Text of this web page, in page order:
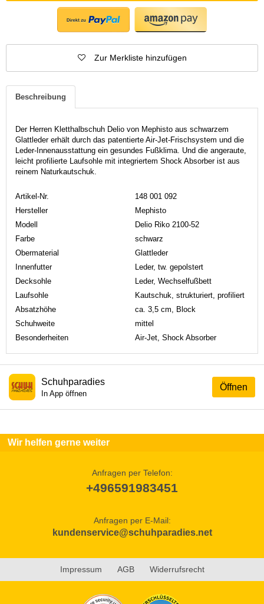
Zur Merkliste hinzufügen
Beschreibung
Der Herren Kletthalbschuh Delio von Mephisto aus schwarzem
Glattleder erhält durch das patentierte Air-Jet-Frischsystem und die
Leder-Innenausstattung ein gesundes Fußklima. Und die angeraute,
leicht profilierte Laufsohle mit integriertem Shock Absorber ist aus
reinem Naturkautschuk.
Artikel-Nr.
148 001 092
Hersteller
Mephisto
Modell
Delio Riko 2100-52
Farbe
schwarz
Obermaterial
Glattleder
Innenfutter
Leder, tw. gepolstert
Decksohle
Leder, Wechselfußbett
Laufsohle
Kautschuk, strukturiert, profiliert
Absatzhöhe
ca. 3,5 cm, Block
Schuhweite
mittel
Besonderheiten
Air-Jet, Shock Absorber
Öffnen
Schuhparadies
In App öffnen
Wir helfen gerne weiter
Anfragen per Telefon:
+496591983451
Anfragen per E-Mail:
kundenservice@schuhparadies.net
Impressum AGB Widerrufsrecht